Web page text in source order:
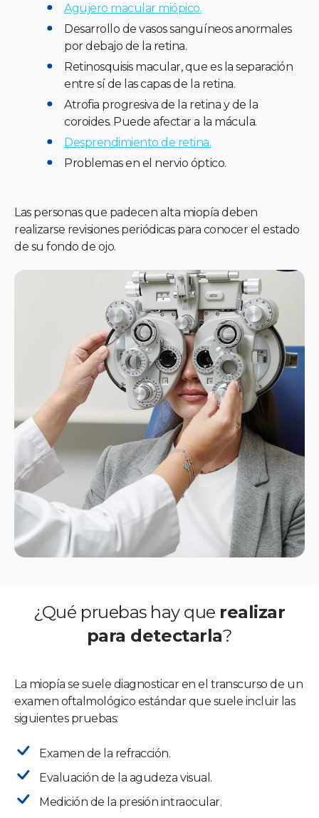
Agujero macular miópico.
Desarrollo de vasos sanguíneos anormales
por debajo de la retina.
Retinosquisis macular, que es la separación
entre sí de las capas de la retina.
Atrofia progresiva de la retina y de la
coroides. Puede afectar a la mácula.
Desprendimiento de retina.
Problemas en el nervio óptico.
Las personas que padecen alta miopía deben
realizarse revisiones periódicas para conocer el estado
de su fondo de ojo.
¿Qué pruebas hay que realizar
para detectarla?
La miopía se suele diagnosticar en el transcurso de un
examen oftalmológico estándar que suele incluir las
siguientes pruebas:
Examen de la refracción.
Evaluación de la agudeza visual.
Medición de la presión intraocular.